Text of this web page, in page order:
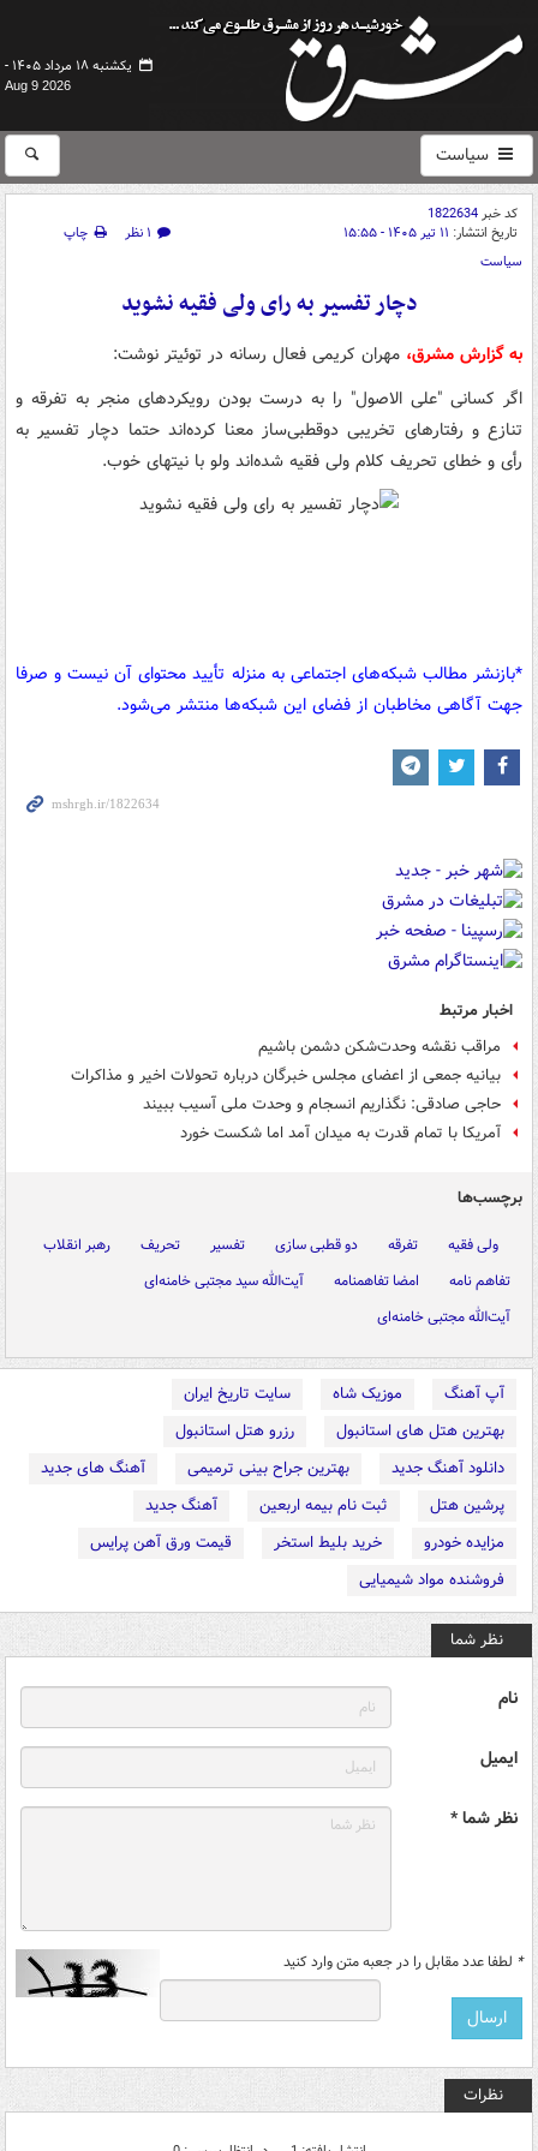
یکشنبه ۱۸ مرداد ۱۴۰۵ -
Aug 9 2026
سیاست
کد خبر1822634
تاریخ انتشار: ۱۱ تیر ۱۴۰۵ - ۱۵:۵۵ ۱ نظر
چاپ
سیاست
دچار تفسیر به رای ولی فقیه نشوید
به گزارش مشرق، مهران کریمی فعال رسانه در توئیتر نوشت:
اگر کسانی "علی الاصول" را به درست بودن رویکردهای منجر به تفرقه و
تنازع و رفتارهای تخریبی دوقطبی‌ساز معنا کرده‌اند حتما دچار تفسیر به
رأی و خطای تحریف کلام ولی فقیه شده‌اند ولو با نیتهای خوب.
*بازنشر مطالب شبکه‌های اجتماعی به منزله تأیید محتوای آن نیست و صرفا
جهت آگاهی مخاطبان از فضای این شبکه‌ها منتشر می‌شود.
اخبار مرتبط
مراقب نقشه وحدت‌شکن دشمن باشیم
بیانیه جمعی از اعضای مجلس خبرگان درباره تحولات اخیر و مذاکرات
حاجی صادقی: نگذاریم انسجام و وحدت ملی آسیب ببیند
آمریکا با تمام قدرت به میدان آمد اما شکست خورد
برچسب‌ها
ولی فقیه تفرقه دو قطبی سازی تفسیر تحریف
رهبر انقلاب
تفاهم نامه
امضا تفاهمنامه
آیت‌الله سید مجتبی خامنه‌ای
آیت‌الله مجتبی خامنه‌ای
آپ آهنگ موزیک شاه
سایت تاریخ ایران
بهترین هتل های استانبول
رزرو هتل استانبول
دانلود آهنگ جدید
بهترین جراح بینی ترمیمی
آهنگ های جدید
پرشین هتل
ثبت نام بیمه اربعین
آهنگ جدید
مزایده خودرو
خرید بلیط استخر
قیمت ورق آهن پرایس
فروشنده مواد شیمیایی
نظر شما
نام
ایمیل
نظر شما *
* لطفا عدد مقابل را در جعبه متن وارد کنید
نظرات